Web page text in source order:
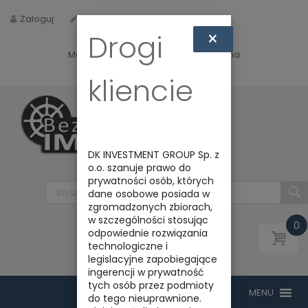
Zaloguj Zarejestruj
Masz jakieś pytania? Napisz do nas na
biuro@bezpiecznyimport.pl
0
Drogi
kliencie
×
DK INVESTMENT GROUP Sp. z
o.o. szanuje prawo do
prywatności osób, których
dane osobowe posiada w
zgromadzonych zbiorach,
w szczególności stosując
odpowiednie rozwiązania
technologiczne i
legislacyjne zapobiegające
ingerencji w prywatność
tych osób przez podmioty
do tego nieuprawnione.